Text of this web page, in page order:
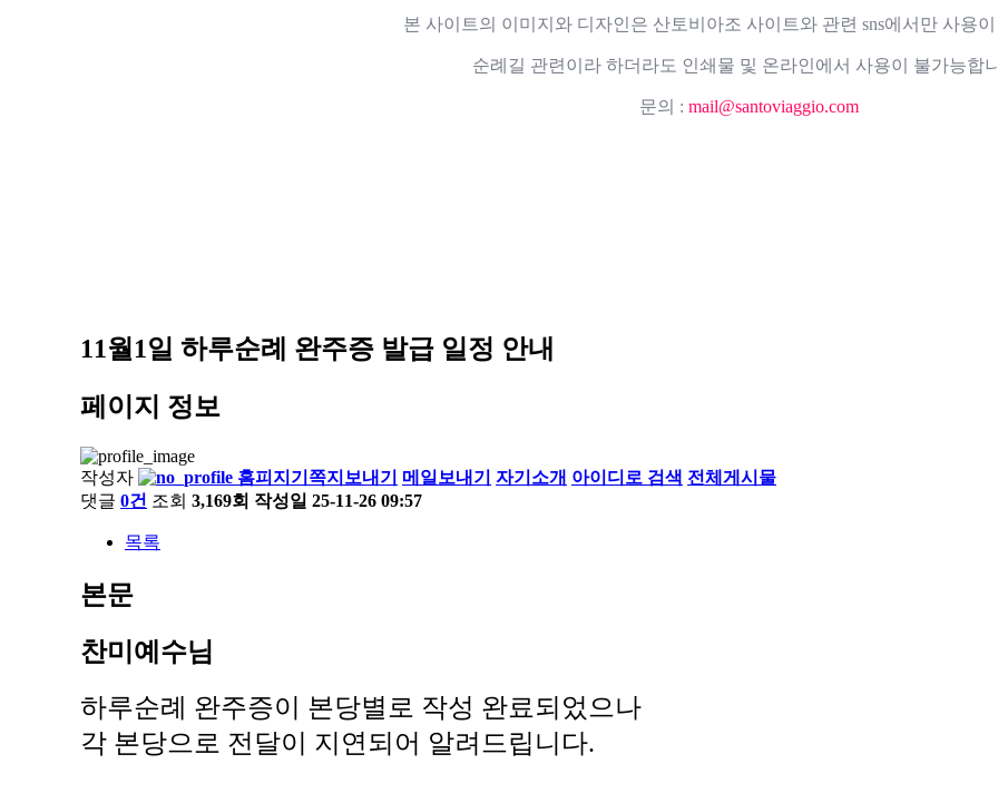
본 사이트의 이미지와 디자인은 산토비아조 사이트와 관련 sns에서만 사용
순례길 관련이라 하더라도 인쇄물 및 온라인에서 사용이 불가능합
문의 : mail@santoviaggio.com
11월1일 하루순례 완주증 발급 일정 안내
페이지 정보
작성자 홈피지기 쪽지보내기 메일보내기 자기소개 아이디로 검색 전체게시물
댓글 0건 조회 3,169회 작성일 25-11-26 09:57
목록
본문
찬미예수님
하루순례 완주증이 본당별로 작성 완료되었으나
각 본당으로 전달이 지연되어 알려드립니다.